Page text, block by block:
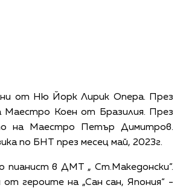
от Ню Йорк Лирик Опера. През
Маестро Коен от Бразилия. През
на Маестро Петър Димитров.
по БНТ през месец май, 2023г.
пианист в ДМТ „ Ст.Македонски”.
героите на „Сан сан, Япония“ -